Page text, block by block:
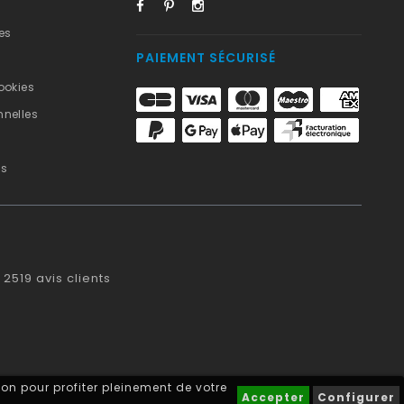
pour profiter pleinement de votre
Accepter Configurer
PAIEMENT SÉCURISÉ
2519 avis clients